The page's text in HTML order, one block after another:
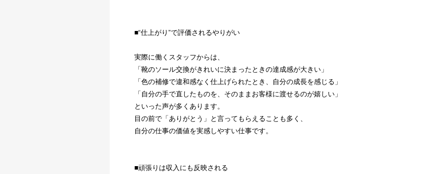
■“仕上がり”で評価されるやりがい
実際に働くスタッフからは、
「靴のソール交換がきれいに決まったときの達成感が大きい」
「色の補修で違和感なく仕上げられたとき、自分の成長を感じる」
「自分の手で直したものを、そのままお客様に渡せるのが嬉しい」
といった声が多くあります。
目の前で「ありがとう」と言ってもらえることも多く、
自分の仕事の価値を実感しやすい仕事です。
■頑張りは収入にも反映される